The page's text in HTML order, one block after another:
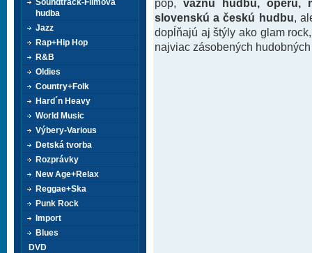
slovenskú a českú hudbu ,
dopĺňajú aj štýly ako glam
najviac zásobených
Soundtrack-Filmová
hudba
Jazz
Rap+Hip Hop
R&B
Oldies
Country+Folk
Hard´n Heavy
World Music
Výbery-Various
Detská tvorba
Rozprávky
New Age+Relax
Reggae+Ska
Punk Rock
Import
Blues
DVD